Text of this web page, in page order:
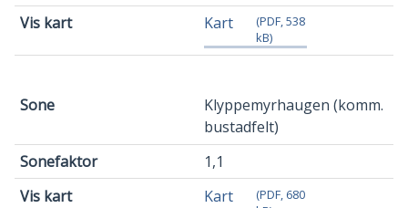
Kart
(PDF, 538
kB)
Klyppemyrhaugen (komm.
bustadfelt)
1,1
Kart
(PDF, 680